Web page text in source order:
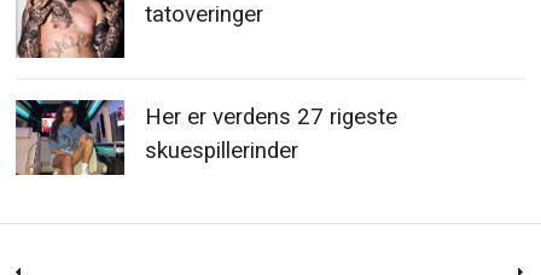
tatoveringer
Her er verdens 27 rigeste
skuespillerinder